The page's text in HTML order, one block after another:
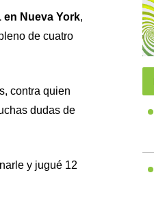
en Nueva York,
de cuatro
contra quien
dudas de
y jugué 12